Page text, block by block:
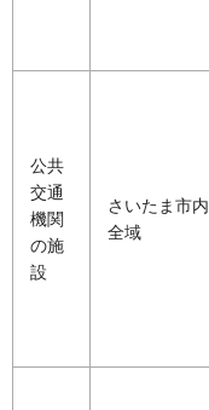
公共
交通
機関
の施
設
さいたま市内
全域